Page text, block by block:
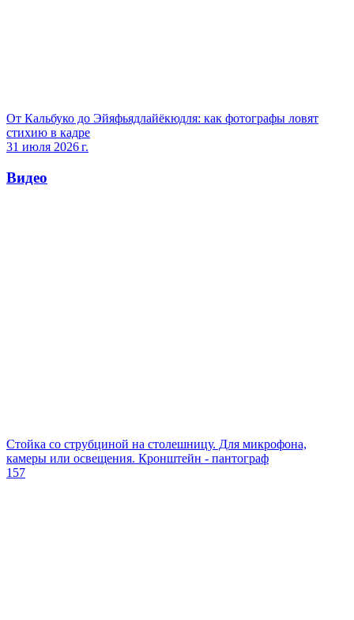
От Кальбуко до Эйяфьядлайёкюдля: как фотографы ловят
стихию в кадре
31 июля 2026 г.
Видео
Стойка со струбциной на столешницу. Для микрофона,
камеры или освещения. Кронштейн - пантограф
157